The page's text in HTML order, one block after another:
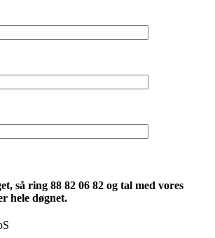
så ring 88 82 06 82 og tal med vores
hele døgnet.